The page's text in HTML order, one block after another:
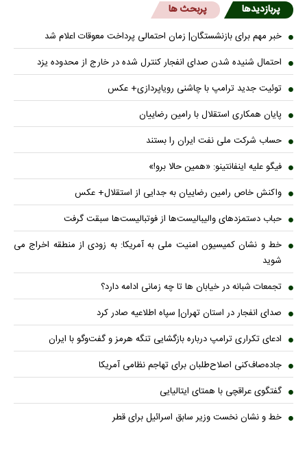
پربازدیدها پربحث ها
خبر مهم برای بازنشستگان| زمان احتمالی پرداخت معوقات اعلام شد
احتمال شنیده شدن صدای انفجار کنترل شده در خارج از محدوده یزد
توئیت جدید ترامپ با چاشنی رویاپردازی+ عکس
پایان همکاری استقلال با رامین رضاییان
حساب‌ شرکت ملی نفت ایران را بستند
فیگو علیه اینفانتینو: «همین حالا برو!»
واکنش خاص رامین رضاییان به جدایی از استقلال+ عکس
حباب دستمزدهای والیبالیست‌ها از فوتبالیست‌ها سبقت گرفت
خط و نشان کمیسیون امنیت ملی به آمریکا: به زودی از منطقه اخراج می
شوید
تجمعات شبانه در خیابان ها تا چه زمانی ادامه دارد؟
صدای انفجار در استان تهران| سپاه اطلاعیه صادر کرد
ادعای تکراری ترامپ درباره بازگشایی تنگه هرمز و گفت‌وگو با ایران
جاده‌صاف‌کنی اصلاح‌طلبان برای تهاجم نظامی آمریکا
گفتگوی عراقچی با همتای ایتالیایی
خط و نشان نخست وزیر سابق اسرائیل برای قطر